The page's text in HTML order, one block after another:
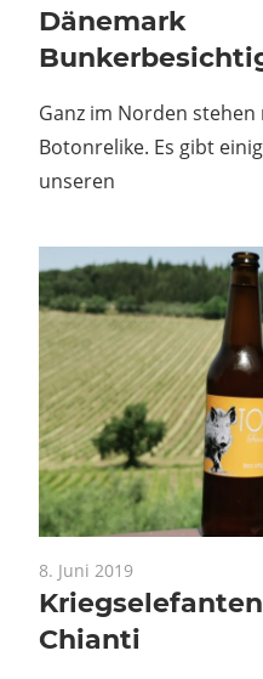
Dänemark
Ganz im Norden
Botonrelike. Es gibt
unseren
8. Juni 2019
Chianti